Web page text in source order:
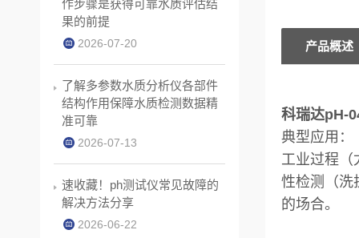
产品概述
科瑞达pH-
典型应用：
工业过程（
性检测（洗
的场合。
作步骤是获得可靠水质评估结
果的前提
2026-07-20
了解多参数水质分析仪各部件
结构作用保障水质检测数据精
准可靠
2026-07-13
速收藏！ph测试仪常见故障的
解决方法分享
2026-06-22